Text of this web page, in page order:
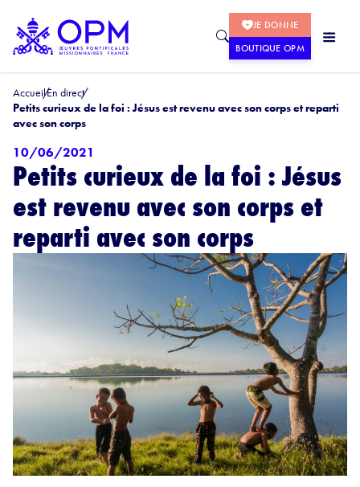
JE DONNE
BOUTIQUE OPM
AccueilEn direct
Petits curieux de la foi : Jésus est revenu avec son corps et reparti
avec son corps
10/06/2021
Petits curieux de la foi : Jésus
est revenu avec son corps et
reparti avec son corps